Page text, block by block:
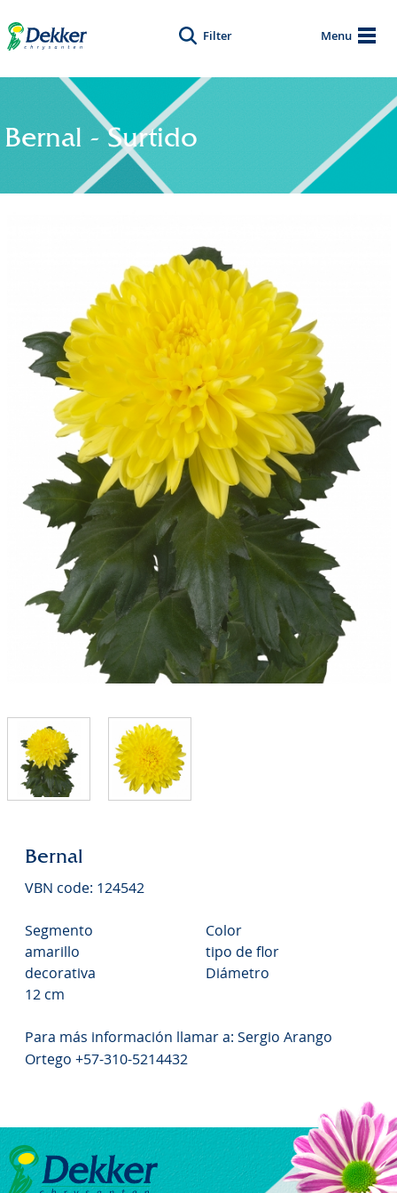
Menu
Filter
Bernal - Surtido
Bernal
VBN code: 124542
Segmento
Color
amarillo
tipo de flor
decorativa
Diámetro
12 cm
Para más información llamar a: Sergio Arango
Ortego +57-310-5214432